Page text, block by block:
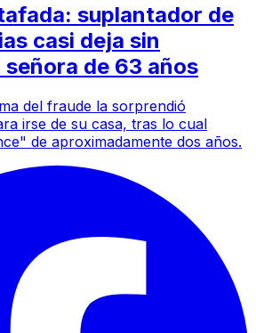
suplantador de
casi deja sin
de 63 años
del fraude la sorprendió
irse de su casa, tras lo cual
de aproximadamente dos años.